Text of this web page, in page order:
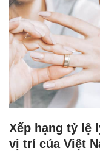
Xếp hạng tỷ lệ
vị trí của Việt